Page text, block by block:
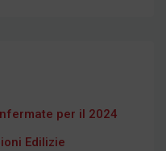
per il 2024
Edilizie